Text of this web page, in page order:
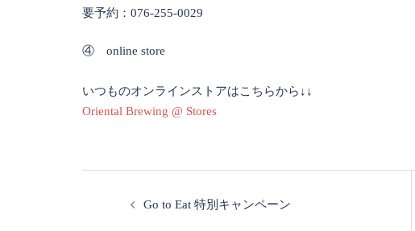
要予約：076-255-0029
④ online store
いつものオンラインストアはこちらから↓↓
Oriental Brewing @ Stores
Go to Eat 特別キャンペーン